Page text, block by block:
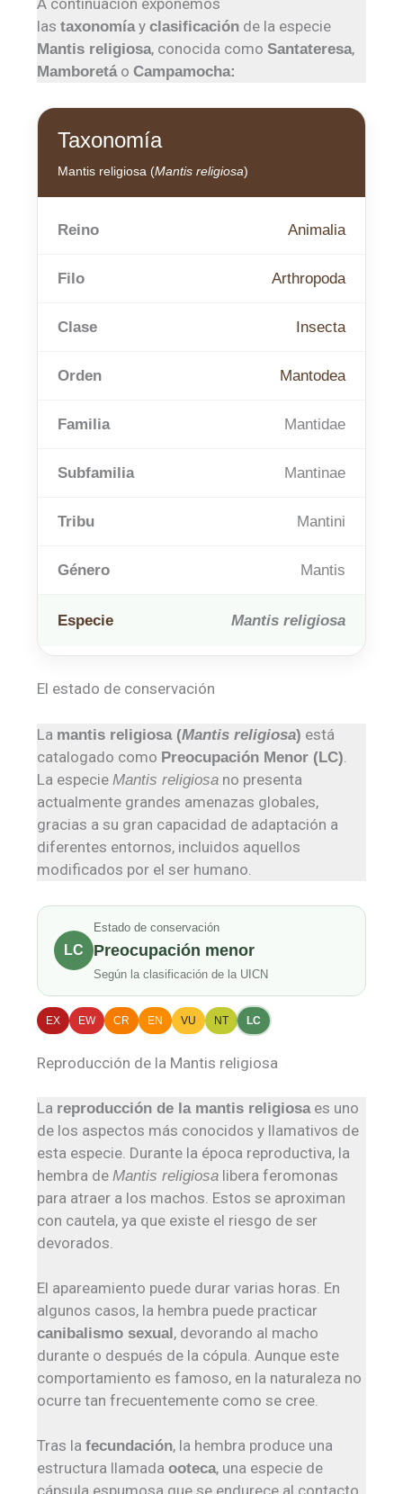
A continuación exponemos
lastaxonomíayclasificación de la especie
Mantis religiosa, conocida comoSantateresa,
MamboretáoCampamocha:
Taxonomía
Mantis religiosa (Mantis religiosa)
Reino Animalia
Filo Arthropoda
Clase Insecta
Orden Mantodea
Familia Mantidae
Subfamilia Mantinae
Tribu Mantini
Género Mantis
Especie Mantis religiosa
El estado de conservación
La mantis religiosa (Mantis religiosa) está
catalogado como Preocupación Menor (LC)
La especie Mantis religiosa no presenta
actualmente grandes amenazas globales,
gracias a su gran capacidad de adaptación a
diferentes entornos, incluidos aquellos
modificados por el ser humano.
LC
Estado de conservación
Preocupación menor
Según la clasificación de la UICN
EX EW CR EN VU NT LC
Reproducción de la Mantis religiosa
La reproducción de la mantis religiosaes uno
de los aspectos más conocidos y llamativos de
esta especie. Durante la época reproductiva, la
hembra deMantis religiosa libera feromonas
para atraer a los machos. Estos se aproximan
con cautela, ya que existe el riesgo de ser
devorados.
El apareamiento puede durar varias horas. En
algunos casos, la hembra puede practicar
canibalismo sexual , devorando al macho
durante o después de la cópula. Aunque este
comportamiento es famoso, en la naturaleza no
ocurre tan frecuentemente como se cree.
Tras lafecundación, la hembra produce una
estructura llamadaooteca, una especie de